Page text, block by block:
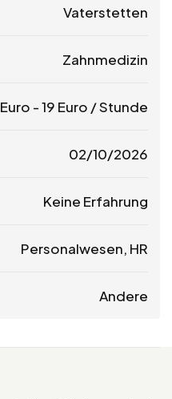
Vaterstetten
Zahnmedizin
Euro -19 Euro / Stunde
02/10/2026
Keine Erfahrung
Personalwesen, HR
Andere